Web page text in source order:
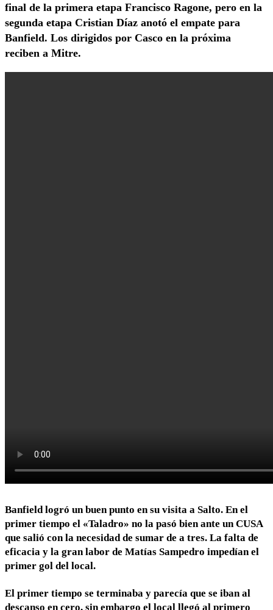
final de la primera etapa Francisco Ragone, pero en la
segunda etapa Cristian Díaz anotó el empate para
Banfield. Los dirigidos por Casco en la próxima
reciben a Mitre.
Banfield logró un buen punto en su visita a Salto. En el
primer tiempo el «Taladro» no la pasó bien ante un CUSA
que salió con la necesidad de sumar de a tres. La falta de
eficacia y la gran labor de Matías Sampedro impedían el
primer gol del local.
El primer tiempo se terminaba y parecía que se iban al
descanso en cero, sin embargo el local llegó al primero